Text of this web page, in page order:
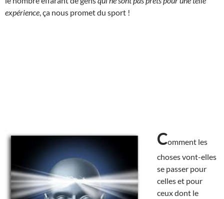
expérience , ça nous promet du sport !
Comment les
choses vont-elles
se passer pour
celles et pour
ceux dont le